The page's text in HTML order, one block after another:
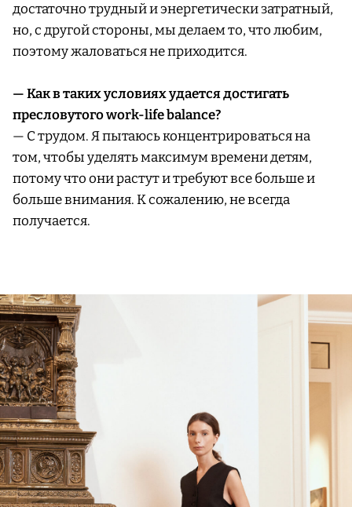
достаточно трудный и энергетически затратный,
но, с другой стороны, мы делаем то, что любим,
поэтому жаловаться не приходится.
— Как в таких условиях удается достигать
пресловутого work-life balance?
— С трудом. Я пытаюсь концентрироваться на
том, чтобы уделять максимум времени детям,
потому что они растут и требуют все больше и
больше внимания. К сожалению, не всегда
получается.